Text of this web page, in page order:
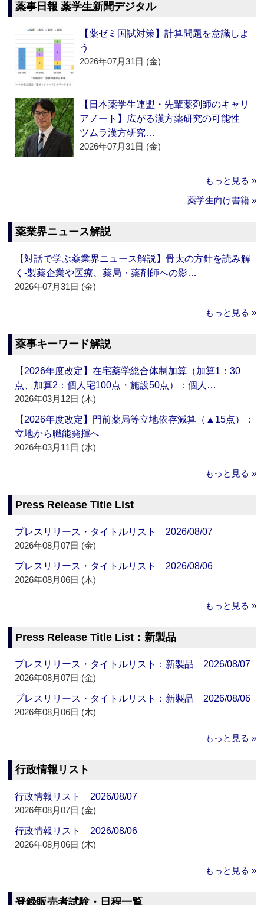
薬事日報 薬学生新聞デジタル
【薬ゼミ国試対策】計算問題を意識しよ
う
2026年07月31日 (金)
【日本薬学生連盟・先輩薬剤師のキャリ
アノート】広がる漢方薬研究の可能性
ツムラ漢方研究…
2026年07月31日 (金)
もっと見る »
薬学生向け書籍 »
薬業界ニュース解説
【対話で学ぶ薬業界ニュース解説】骨太の方針を読み解
く‐製薬企業や医療、薬局・薬剤師への影…
2026年07月31日 (金)
もっと見る »
薬事キーワード解説
【2026年度改定】在宅薬学総合体制加算（加算1：30
点、加算2：個人宅100点・施設50点）：個人…
2026年03月12日 (木)
【2026年度改定】門前薬局等立地依存減算（▲15点）：
立地から職能発揮へ
2026年03月11日 (水)
もっと見る »
Press Release Title List
プレスリリース・タイトルリスト 2026/08/07
2026年08月07日 (金)
プレスリリース・タイトルリスト 2026/08/06
2026年08月06日 (木)
もっと見る »
Press Release Title List：新製品
プレスリリース・タイトルリスト：新製品 2026/08/07
2026年08月07日 (金)
プレスリリース・タイトルリスト：新製品 2026/08/06
2026年08月06日 (木)
もっと見る »
行政情報リスト
行政情報リスト 2026/08/07
2026年08月07日 (金)
行政情報リスト 2026/08/06
2026年08月06日 (木)
もっと見る »
登録販売者試験・日程一覧